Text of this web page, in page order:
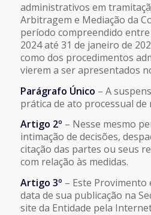
administrativos em
Arbitragem e Mediação da
período compreendido
2024 até 31 de janeiro de
como dos procedimentos
vierem a ser apresentados
Parágrafo Único – A
prática de ato processual de
Artigo 2º – Nesse mesmo
intimação de decisões,
citação das partes ou seus
com relação às medidas.
Artigo 3º – Este
data de sua publicação na
site da Entidade pela